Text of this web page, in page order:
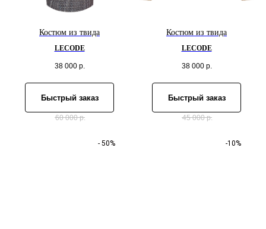
Костюм из твида
LECODE
38 000 р.
Быстрый заказ
60 000 р.
Костюм из твида
LECODE
38 000 р.
Быстрый заказ
45 000 р.
- 50% -10%